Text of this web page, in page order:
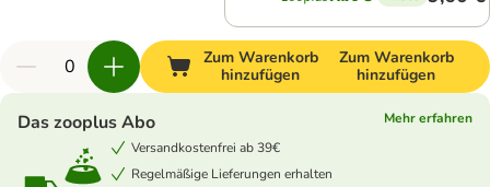
Zum Warenkorb
hinzufügen
Zum Warenkorb
hinzufügen
Das zooplus Abo
Mehr erfahren
Versandkostenfrei ab 39€
Regelmäßige Lieferungen erhalten